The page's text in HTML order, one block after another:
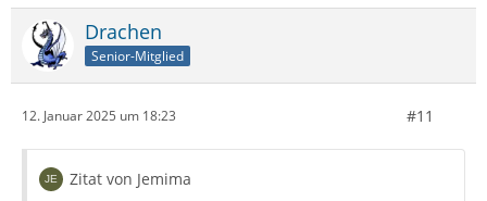
Drachen
Senior-Mitglied
12. Januar 2025 um 18:23 #11
Zitat von Jemima